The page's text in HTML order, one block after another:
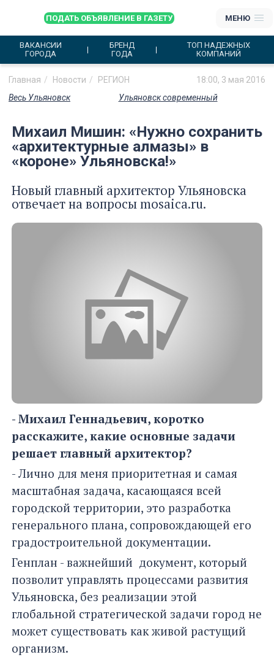
ПОДАТЬ ОБЪЯВЛЕНИЕ В ГАЗЕТУ МЕНЮ
ВАКАНСИИ
ГОРОДА
БРЕНД
ГОДА
ТОП НАДЕЖНЫХ
КОМПАНИЙ
Главная Новости РЕГИОН
18:00, 3 мая 2016
Весь Ульяновск
Ульяновск современный
Михаил Мишин: «Нужно сохранить
«архитектурные алмазы» в
«короне» Ульяновска!»
Новый главный архитектор Ульяновска
отвечает на вопросы mosaica.ru.
- Михаил Геннадьевич, коротко
расскажите, какие основные задачи
решает главный архитектор?
- Лично для меня приоритетная и самая
масштабная задача, касающаяся всей
городской территории, это разработка
генерального плана, сопровождающей его
градостроительной документации.
Генплан - важнейший документ, который
позволит управлять процессами развития
Ульяновска, без реализации этой
глобальной стратегической задачи город не
может существовать как живой растущий
организм.